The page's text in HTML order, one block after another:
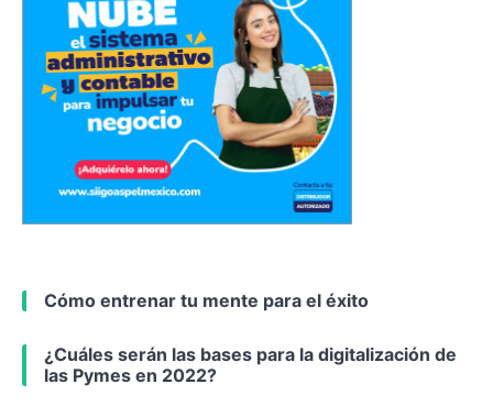
Cómo entrenar tu mente para el éxito
¿Cuáles serán las bases para la digitalización de
las Pymes en 2022?